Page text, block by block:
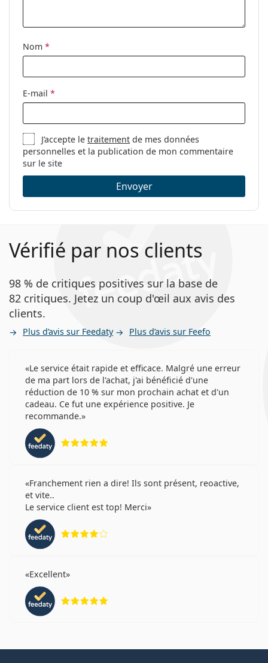
nettoyage:
Autres
Catégorie:
Marque:
Code:
Nom *
E-mail *
J’accepte letraitement de mes données
personnelles et la publication de mon commentaire
sur le site
Envoyer
Vérifié par nos clients
98 % de critiques positives sur la base de
82 critiques. Jetez un coup d'œil aux avis des
clients.
Plus d’avis sur Feedaty Plus d’avis sur Feefo
Le service était rapide et efficace. Malgré une erreur
de ma part lors de l'achat, j'ai bénéficié d'une
réduction de 10 % sur mon prochain achat et d'un
cadeau. Ce fut une expérience positive. Je
recommande.
Franchement rien a dire! Ils sont présent, reoactive,
et vite..
Le service client est top! Merci
Excellent